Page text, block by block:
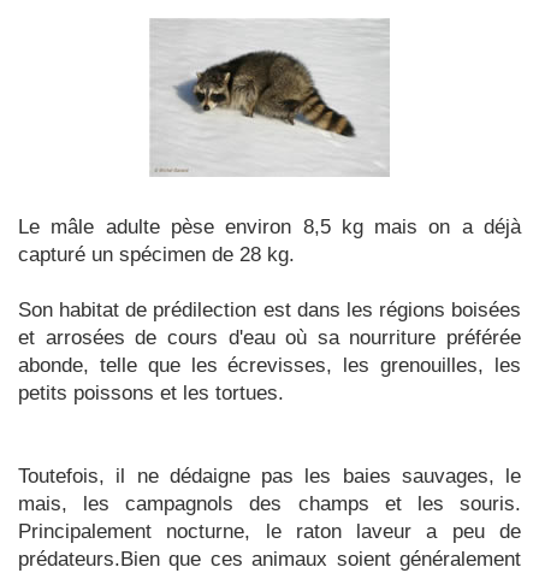
Le mâle adulte pèse environ 8,5 kg mais on a déjà
capturé un spécimen de 28 kg.
Son habitat de prédilection est dans les régions boisées
et arrosées de cours d'eau où sa nourriture préférée
abonde, telle que les écrevisses, les grenouilles, les
petits poissons et les tortues.
Toutefois, il ne dédaigne pas les baies sauvages, le
mais, les campagnols des champs et les souris.
Principalement nocturne, le raton laveur a peu de
prédateurs.Bien que ces animaux soient généralement